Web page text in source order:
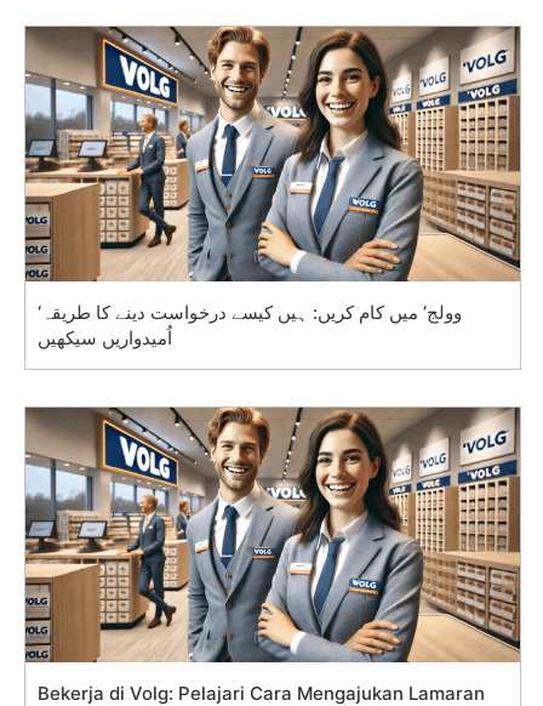
‘وولج’ میں کام کریں: ہیں کیسے درخواست دینے کا طریقہ
اُمیدواریں سیکھیں
Bekerja di Volg: Pelajari Cara Mengajukan Lamaran